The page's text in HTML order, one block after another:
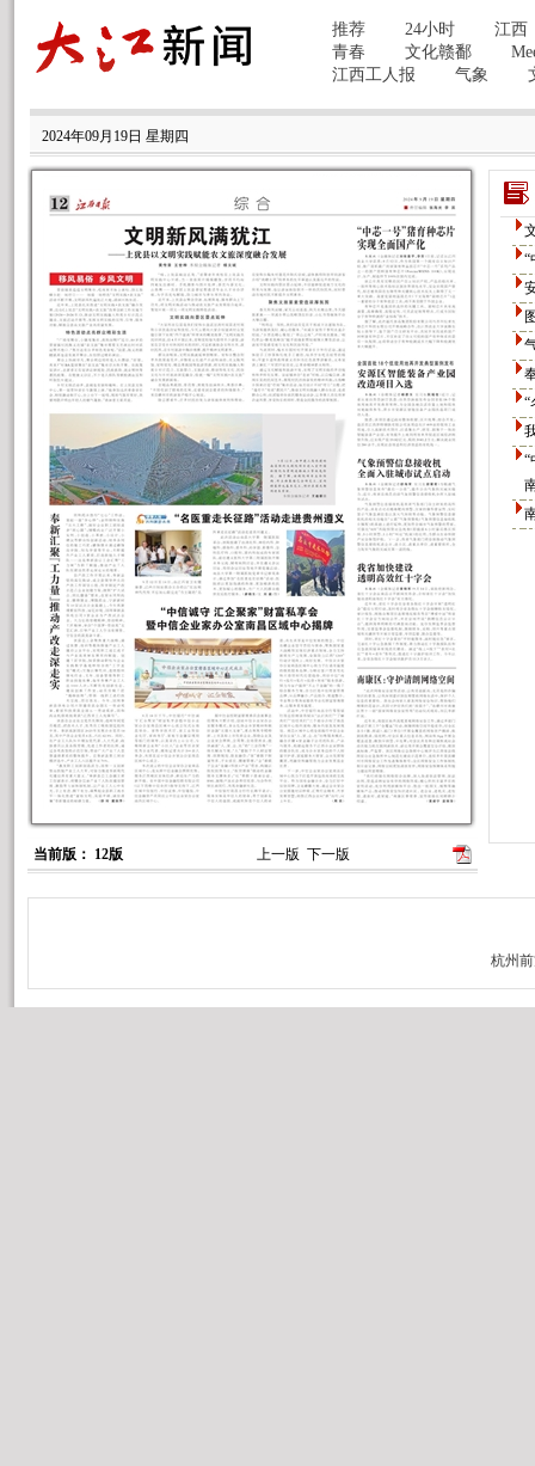
2024年09月19日 星期四
当前版： 12版 上一版 下一版
“
“
“